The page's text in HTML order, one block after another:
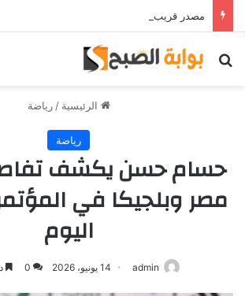
بحث عن
الرئيسية / رياضة
رياضة
حسام حسن يكشف
مصر وبلجيكا في
اليوم
admin 14 يونيو، 2026 0